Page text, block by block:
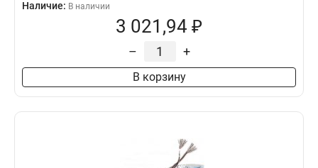
Наличие: В наличии
3 021,94 ₽
– +
В корзину